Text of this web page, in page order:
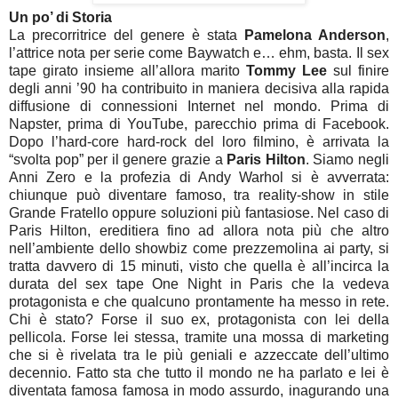
Un po’ di Storia
La precorritrice del genere è stata
Pamelona Anderson,
l’attrice nota per serie come Baywatch e… ehm, basta. Il sex
tape girato insieme all’allora marito Tommy Lee sul finire
degli anni ’90 ha contribuito in maniera decisiva alla rapida
diffusione di connessioni Internet nel mondo. Prima di
Napster, prima di YouTube, parecchio prima di Facebook.
Dopo l’hard-core hard-rock del loro filmino, è arrivata la
“svolta pop” per il genere grazie a Paris Hilton. Siamo negli
Anni Zero e la profezia di Andy Warhol si è avverrata:
chiunque può diventare famoso, tra reality-show in stile
Grande Fratello oppure soluzioni più fantasiose. Nel caso di
Paris Hilton, ereditiera fino ad allora nota più che altro
nell’ambiente dello showbiz come prezzemolina ai party, si
tratta davvero di 15 minuti, visto che quella è all’incirca la
durata del sex tape One Night in Paris che la vedeva
protagonista e che qualcuno prontamente ha messo in rete.
Chi è stato? Forse il suo ex, protagonista con lei della
pellicola. Forse lei stessa, tramite una mossa di marketing
che si è rivelata tra le più geniali e azzeccate dell’ultimo
decennio. Fatto sta che tutto il mondo ne ha parlato e lei è
diventata famosa famosa in modo assurdo, inagurando una